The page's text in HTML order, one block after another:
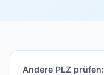
Andere PLZ prüfen: